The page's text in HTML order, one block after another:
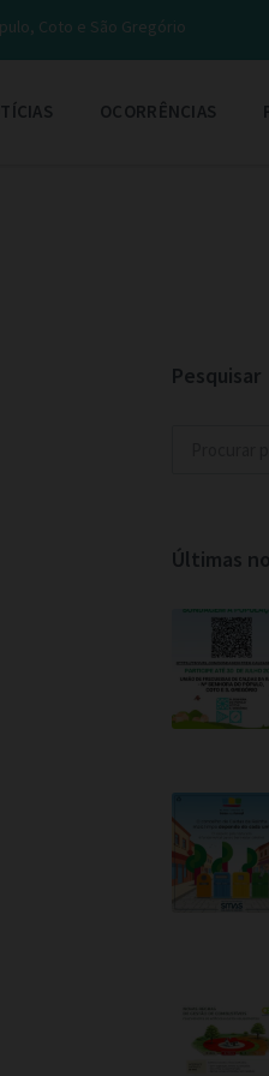
Coto e São Gregório
OCORRÊNCIAS
Pesquisar
Últimas